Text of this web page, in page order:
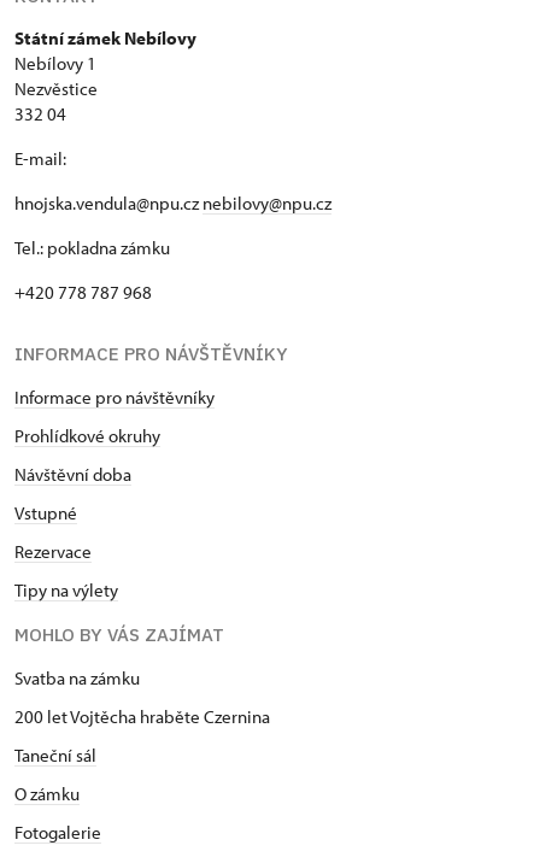
Státní zámek Nebílovy
Nebílovy 1
Nezvěstice
332 04
E-mail:
hnojska.vendula@npu.cznebilovy@npu.cz
Tel.: pokladna zámku
+420 778 787 968
INFORMACE PRO NÁVŠTĚVNÍKY
Informace pro návštěvníky
Prohlídkové okruhy
Návštěvní doba
Vstupné
Rezervace
Tipy na výlety
MOHLO BY VÁS ZAJÍMAT
Svatba na zámku
200 let Vojtěcha hraběte Czernina
Taneční sál
O zámku
Fotogalerie